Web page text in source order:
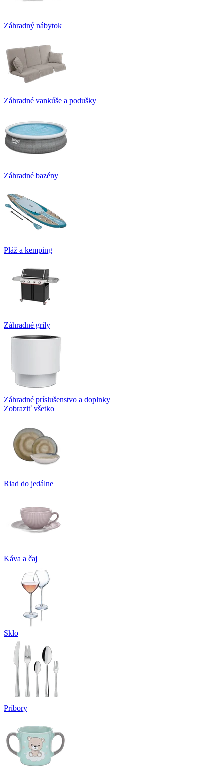
Záhradný nábytok
Záhradné vankúše a podušky
Záhradné bazény
Pláž a kemping
Záhradné grily
Záhradné príslušenstvo a doplnky
Zobraziť všetko
Riad do jedálne
Káva a čaj
Sklo
Príbory